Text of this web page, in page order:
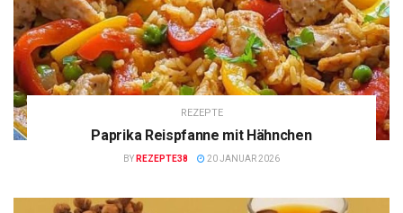
REZEPTE
Paprika Reispfanne mit Hähnchen
BY REZEPTE38 20 JANUAR 2026